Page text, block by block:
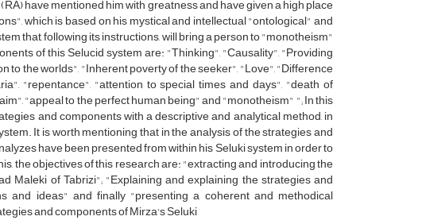
have mentioned him with greatness and have given a high place
which is based on his mystical and intellectual "ontological" and
that, following its instructions, will bring a person to "monotheism"
of this Selucid system are: "Thinking", "Causality", "Providing
to the worlds", "Inherent poverty of the seeker", "Love", "Difference
"repentance", "attention to special times and days", "death of
"appeal to the perfect human being" and "monotheism" "; In this
and components with a descriptive and analytical method, in
It is worth mentioning that in the analysis of the strategies and
have been presented from within his Seluki system in order to
the objectives of this research are: "extracting and introducing the
Maleki of Tabrizi"; "Explaining and explaining the strategies and
and ideas" and finally "presenting a coherent and methodical
and components of Mirza's Seluki